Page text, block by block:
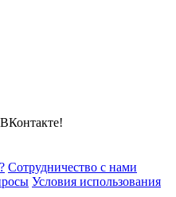
Сотрудничество с нами
Условия использования